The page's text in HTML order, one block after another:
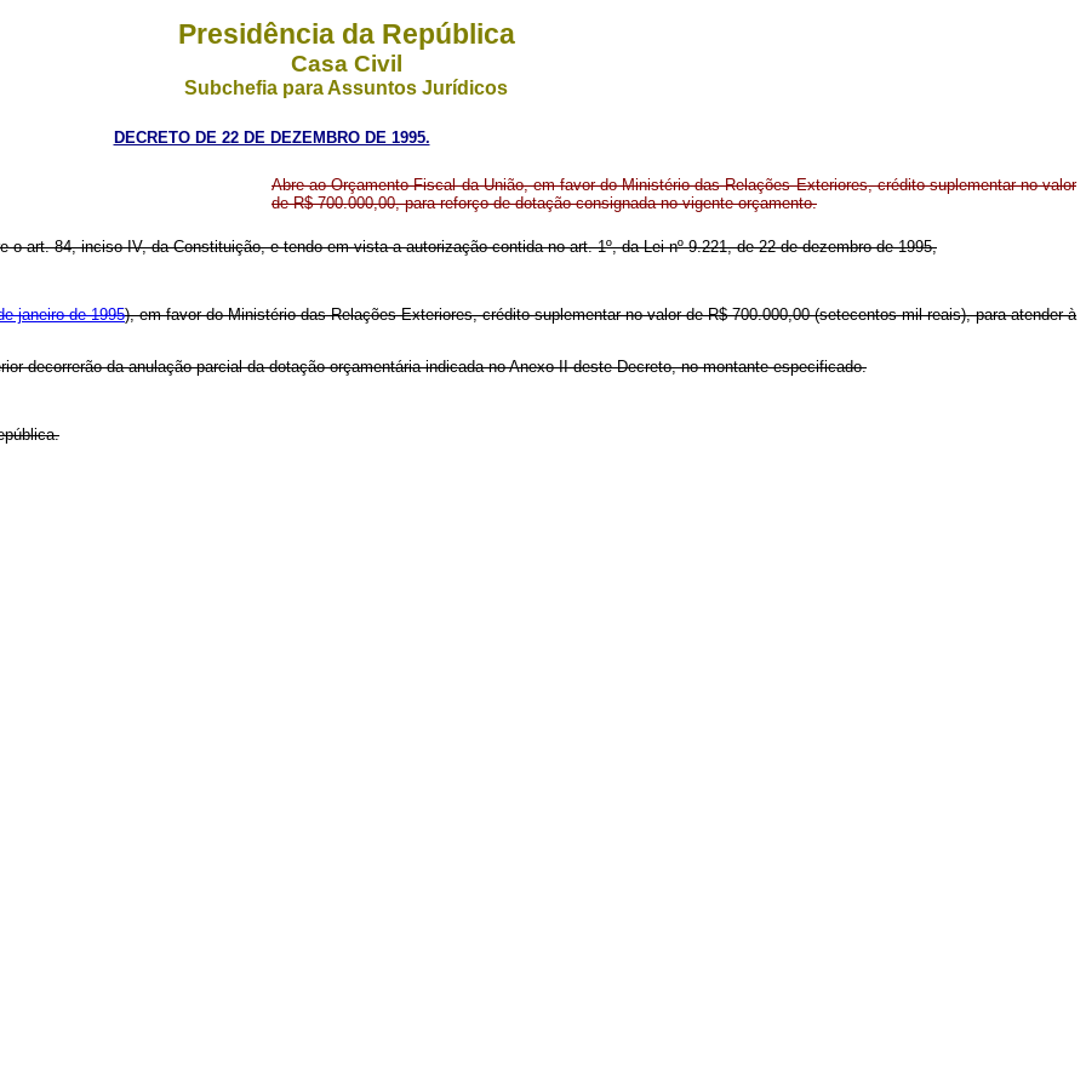
Presidência da República
Casa Civil
Subchefia para Assuntos Jurídicos
DECRETO DE 22 DE DEZEMBRO DE 1995.
Abre ao Orçamento Fiscal da União, em favor do Ministério das Relações Exteriores, crédito suplementar no valor
de R$ 700.000,00, para reforço de dotação consignada no vigente orçamento.
o art. 84, inciso IV, da Constituição, e tendo em vista a autorização contida no art. 1º, da Lei nº 9.221, de 22 de dezembro de 1995,
janeiro de 1995), em favor do Ministério das Relações Exteriores, crédito suplementar no valor de R$ 700.000,00 (setecentos mil reais), para atender à
decorrerão da anulação parcial da dotação orçamentária indicada no Anexo II deste Decreto, no montante especificado.